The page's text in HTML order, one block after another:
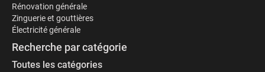
Rénovation générale
Zinguerie et gouttières
Électricité générale
Recherche par catégorie
Toutes les catégories